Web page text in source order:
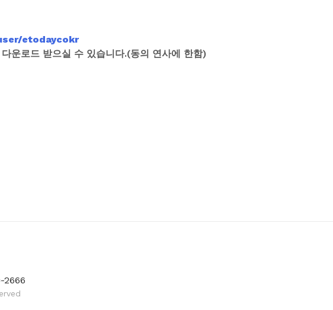
etodaycokr
운로드 받으실 수 있습니다.(동의 연사에 한함)
2666